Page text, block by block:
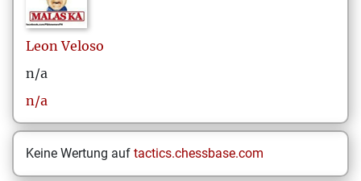
Leon Veloso
n/a
n/a
Keine Wertung auf tactics.chessbase.com